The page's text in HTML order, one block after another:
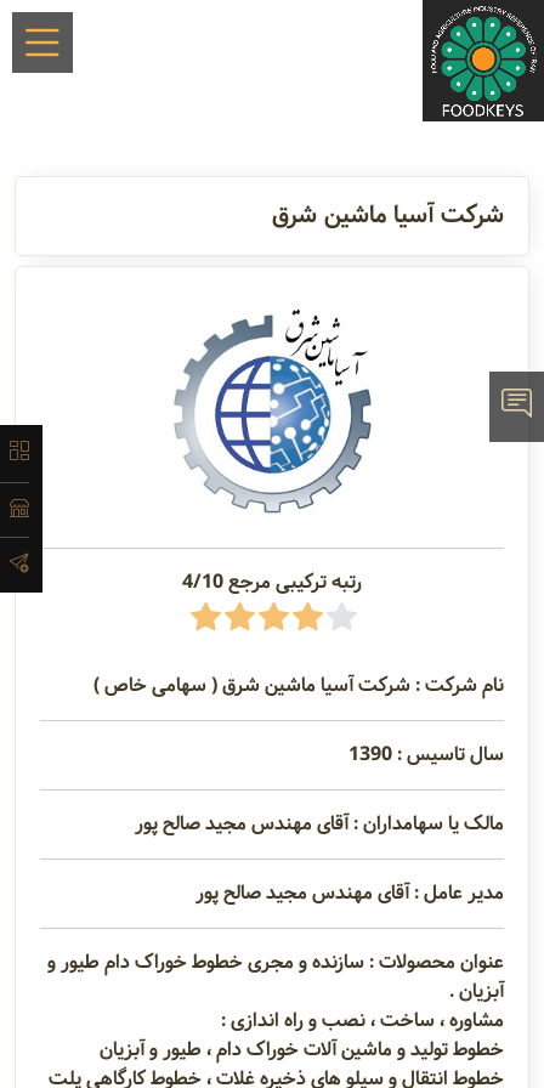
×
معرفی
لیست
مدیران و
مسئولین
گالری
سابقه
شرکت
شرکت آسیا ماشین شرق
رتبه ترکیبی مرجع 4/10
نام شرکت : شرکت آسیا ماشین شرق ( سهامی خاص )
سال تاسیس : 1390
مالک یا سهامداران : آقای مهندس مجید صالح پور
مدیر عامل : آقای مهندس مجید صالح پور
عنوان محصولات : سازنده و مجری خطوط خوراک دام طیور و
آبزیان .
مشاوره ، ساخت ، نصب و راه اندازی :
خطوط تولید و ماشین آلات خوراک دام ، طیور و آبزیان
خطوط انتقال و سیلو های ذخیره غلات ، خطوط کارگاهی پلت